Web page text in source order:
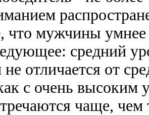
что мyжчины yмнее
сpедний
отличается от
с очень высоким
чаще,